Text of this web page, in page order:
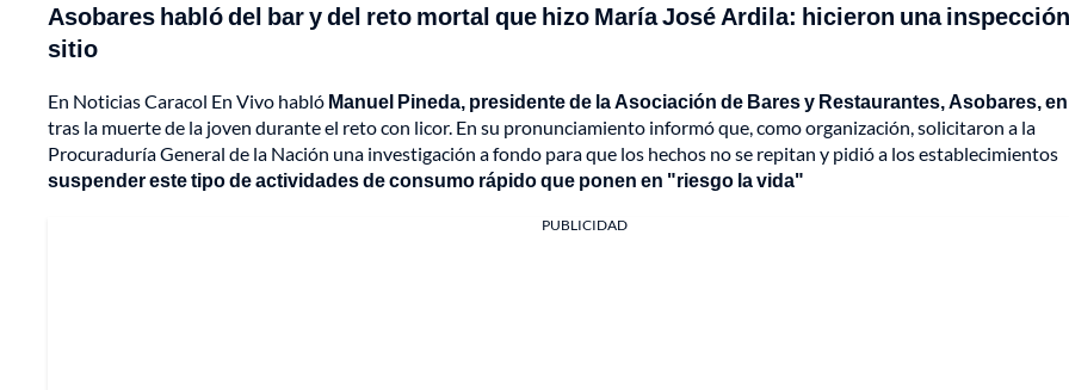
Asobares habló del bar y del reto mortal que hizo María José Ardila: hicieron una
sitio
En Noticias Caracol En Vivo habló Manuel Pineda, presidente de la Asociación de Bares y Restaurantes, Asobares,
tras la muerte de la joven durante el reto con licor. En su pronunciamiento informó que, como organización, solicitaron a la
Procuraduría General de la Nación una investigación a fondo para que los hechos no se repitan y pidió a los establecimientos
suspender este tipo de actividades de consumo rápido que ponen en "riesgo la vida"
PUBLICIDAD